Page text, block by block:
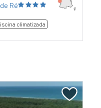
Ré
climatizada